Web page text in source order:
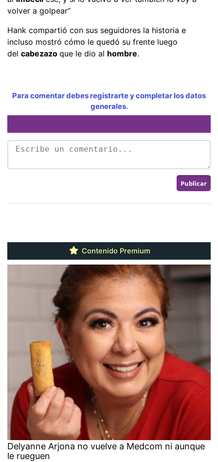
volver a golpear”
Hank compartió con sus seguidores la historia e
incluso mostró cómo le quedó su frente luego
del cabezazo que le dio al hombre.
Para comentar debes registrarte y completar los datos
generales.
Contenido Premium
Delyanne Arjona no vuelve a Medcom ni aunque
le rueguen